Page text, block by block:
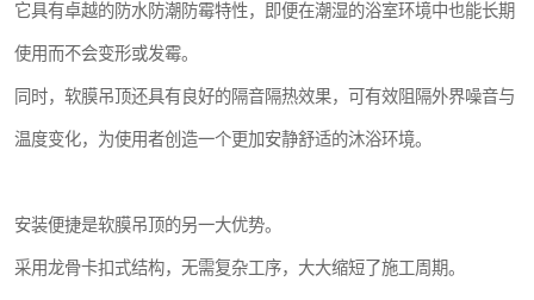
它具有卓越的防水防潮防霉特性，即便在潮湿的浴室环境中也能长期
使用而不会变形或发霉。
同时，软膜吊顶还具有良好的隔音隔热效果，可有效阻隔外界噪音与
温度变化，为使用者创造一个更加安静舒适的沐浴环境。
安装便捷是软膜吊顶的另一大优势。
采用龙骨卡扣式结构，无需复杂工序，大大缩短了施工周期。